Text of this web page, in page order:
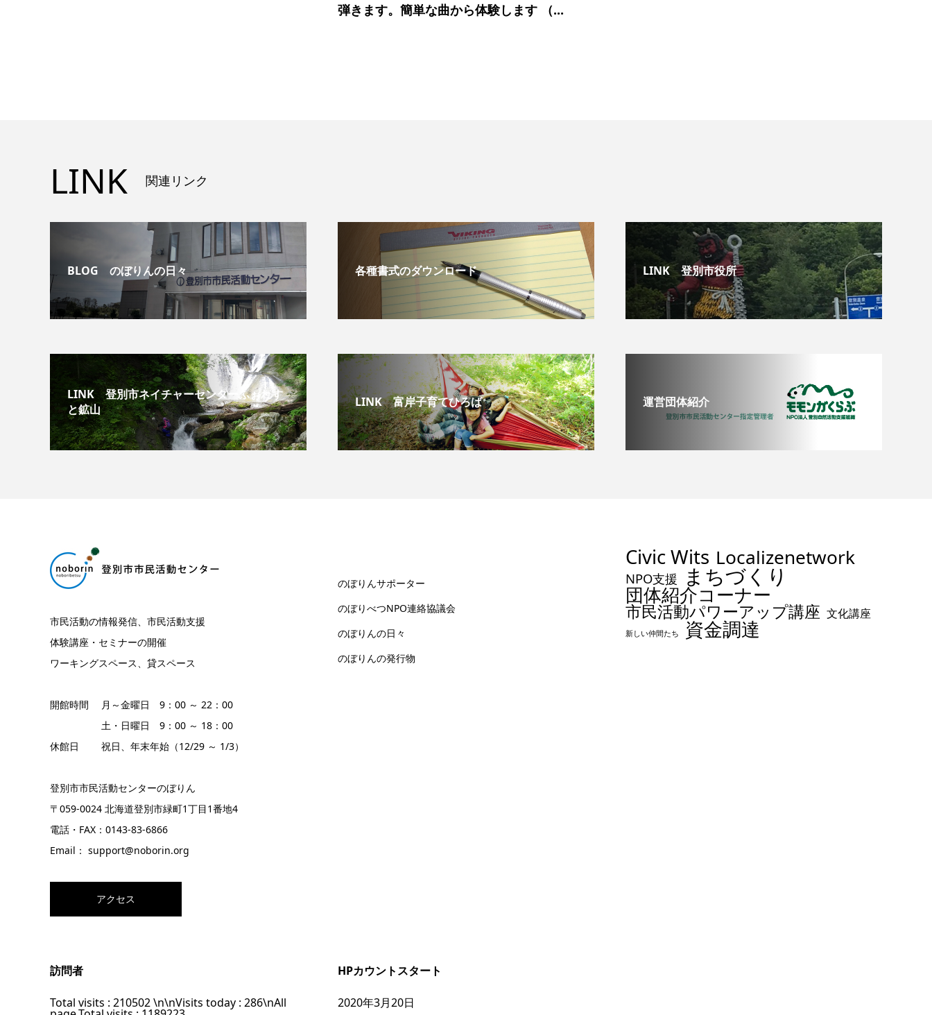
弾きます。簡単な曲から体験します （...
LINK 関連リンク
BLOG のぼりんの日々 各種書式のダウンロード LINK 登別市役所
LINK 登別市ネイチャーセンターふぉれす
と鉱山
LINK 富岸子育てひろば 運営団体紹介
市民活動の情報発信、市民活動支援
体験講座・セミナーの開催
ワーキングスペース、貸スペース
開館時間 月～金曜日 9：00 ～ 22：00
土・日曜日 9：00 ～ 18：00
休館日 祝日、年末年始（12/29 ～ 1/3）
登別市市民活動センターのぼりん
〒059-0024 北海道登別市緑町1丁目1番地4
電話・FAX：0143-83-6866
Email： support@noborin.org
アクセス
のぼりんサポーター
のぼりべつNPO連絡協議会
のぼりんの日々
のぼりんの発行物
Civic Wits Localizenetwork
NPO支援 まちづくり
団体紹介コーナー
市民活動パワーアップ講座 文化講座
新しい仲間たち 資金調達
訪問者
Total visits : 210502\n\nVisits today : 286\nAll
HPカウントスタート
2020年3月20日